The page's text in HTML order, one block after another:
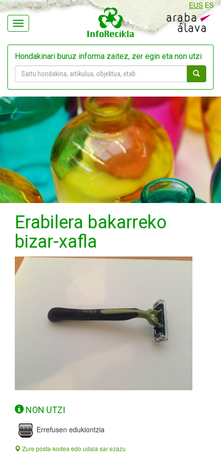
Navegación
EUS ES
Hondakinari buruz informa zaitez, zer egin eta non utzi
Erabilera bakarreko
bizar-xafla
NON UTZI
Errefusen edukiontzia
Zure posta-kodea edo udala sar ezazu